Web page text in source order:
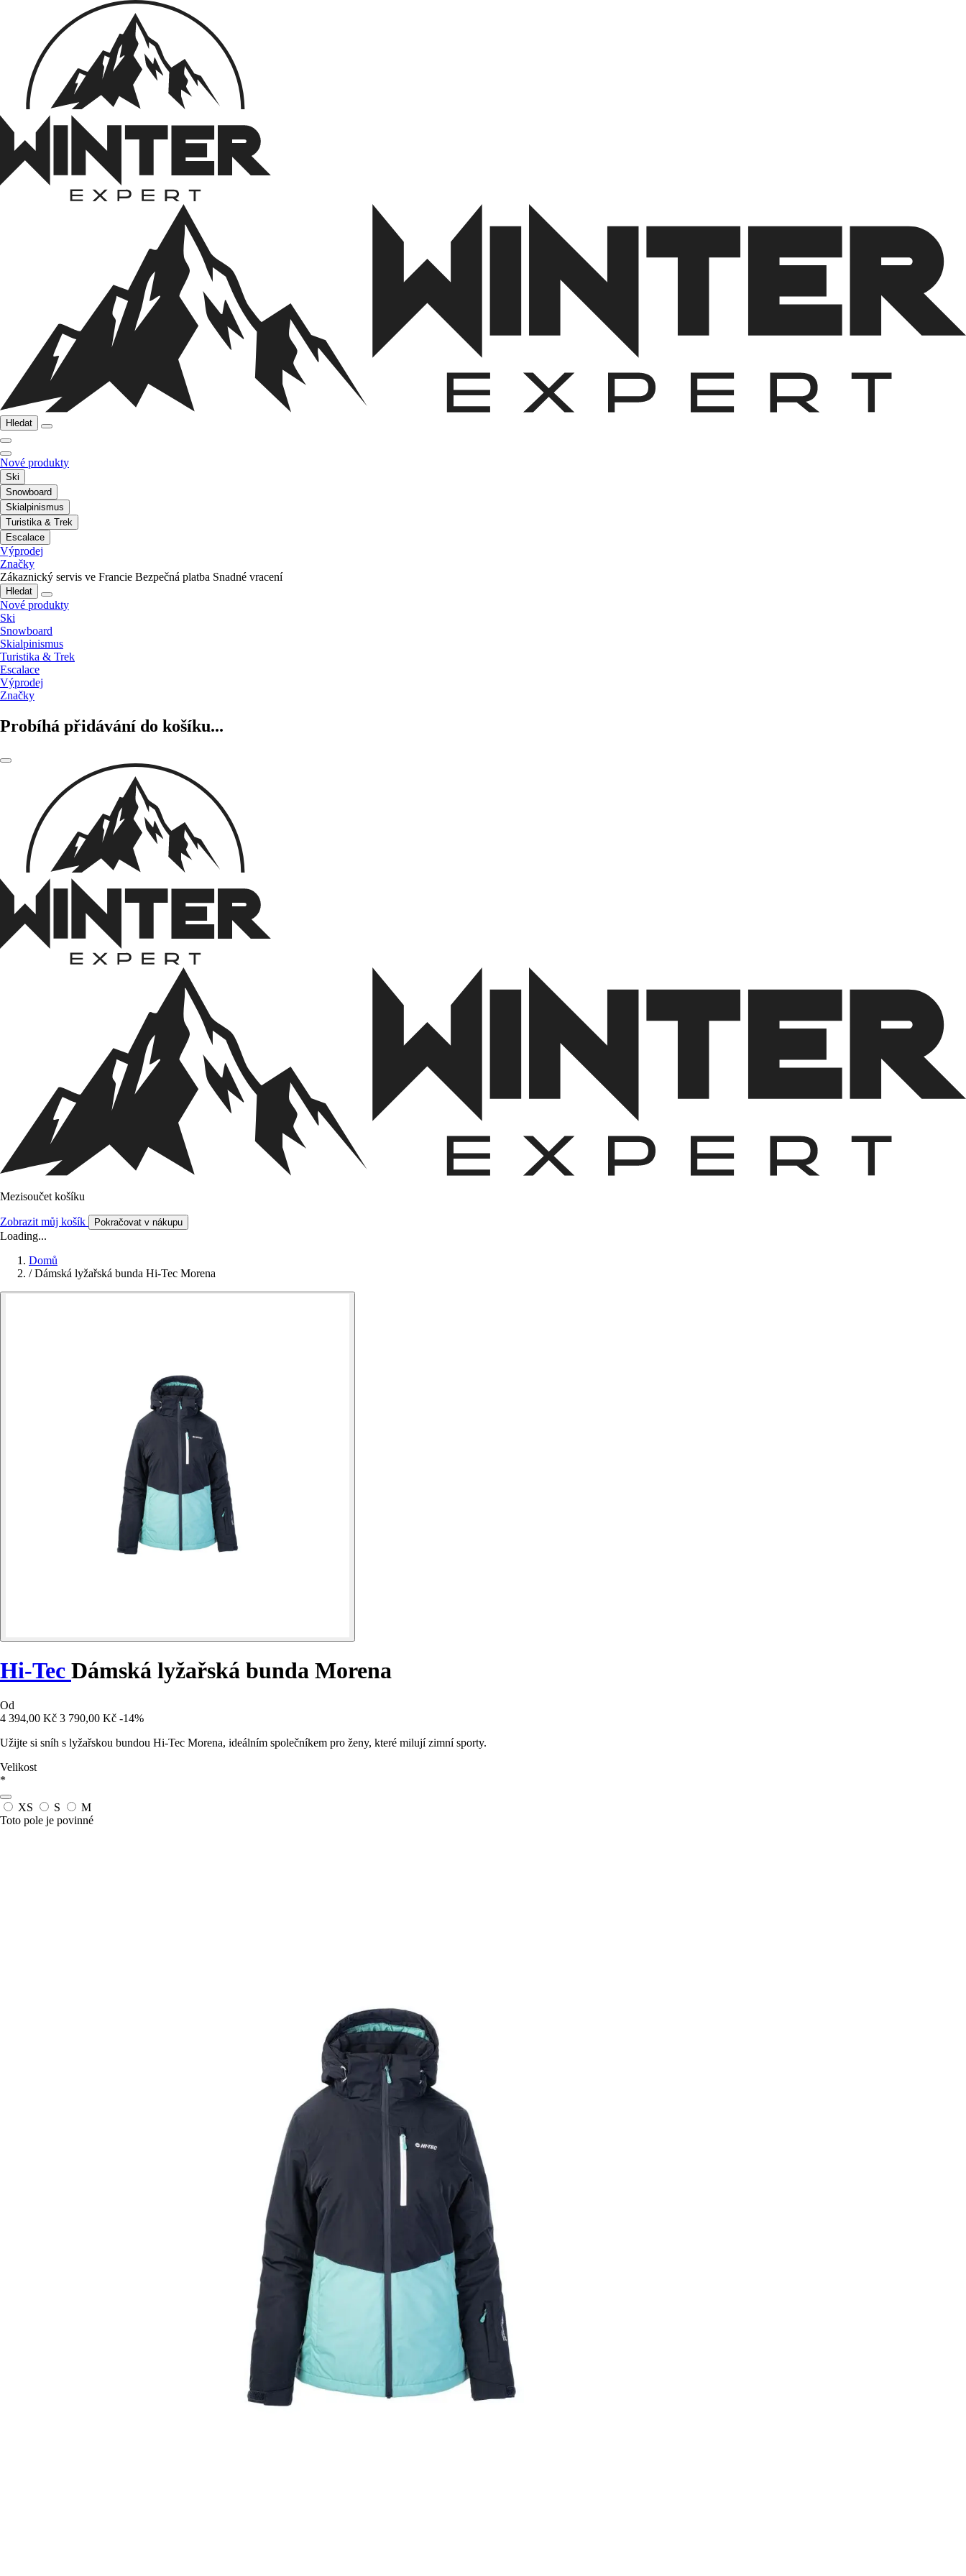
Hledat
Nové produkty
Ski
Snowboard
Skialpinismus
Turistika & Trek
Escalace
Výprodej
Značky
Zákaznický servis ve Francie Bezpečná platba Snadné vracení
Hledat
Nové produkty
Ski
Snowboard
Skialpinismus
Turistika & Trek
Escalace
Výprodej
Značky
Probíhá přidávání do košíku...
Mezisoučet košíku
Zobrazit můj košík Pokračovat v nákupu
Loading...
Domů
/ Dámská lyžařská bunda Hi-Tec Morena
Hi-Tec Dámská lyžařská bunda Morena
Od
4 394,00 Kč 3 790,00 Kč -14%
Užijte si sníh s lyžařskou bundou Hi-Tec Morena, ideálním společníkem pro ženy, které milují zimní sporty.
Velikost
*
XS S
M
Toto pole je povinné